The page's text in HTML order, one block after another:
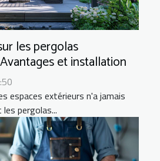
les pergolas
et installation
espaces extérieurs n'a jamais
pergolas...